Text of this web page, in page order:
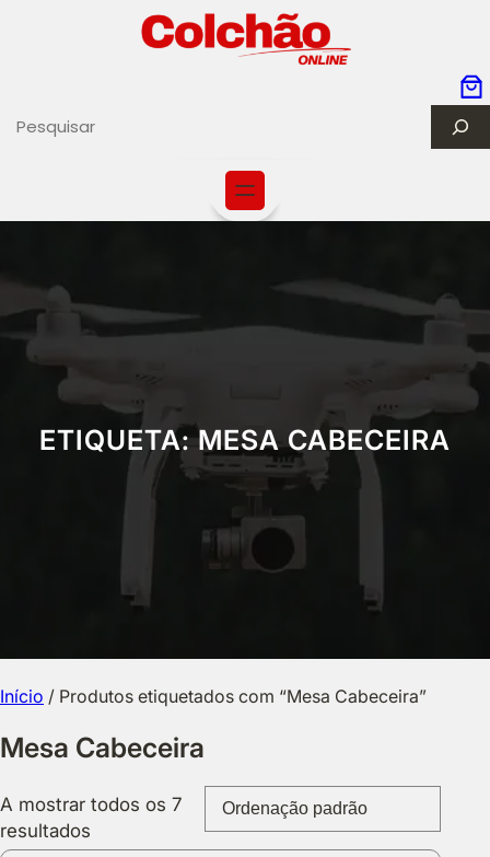
c
ETIQUETA:MESA CABECEIRA
Início / Produtos etiquetados com “Mesa Cabeceira”
Mesa Cabeceira
A mostrar todos os 7
resultados